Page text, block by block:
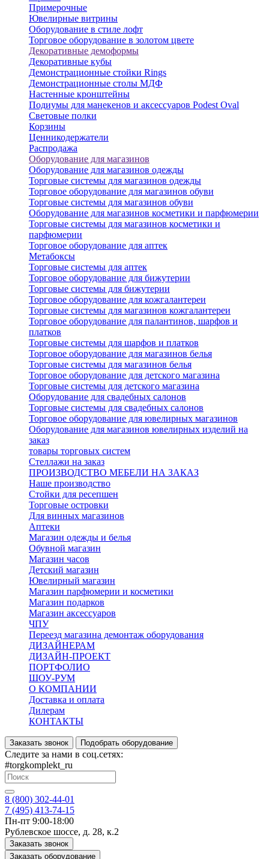
Примерочные
Ювелирные витрины
Оборудование в стиле лофт
Торговое оборудование в золотом цвете
Декоративные демоформы
Декоративные кубы
Демонстрационные стойки Rings
Демонстрационные столы МДФ
Настенные кронштейны
Подиумы для манекенов и аксессуаров Podest Oval
Световые полки
Корзины
Ценникодержатели
Распродажа
Оборудование для магазинов
Оборудование для магазинов одежды
Торговые системы для магазинов одежды
Торговое оборудование для магазинов обуви
Торговые системы для магазинов обуви
Оборудование для магазинов косметики и парфюмерии
Торговые системы для магазинов косметики и
парфюмерии
Торговое оборудование для аптек
Метабоксы
Торговые системы для аптек
Торговое оборудование для бижутерии
Торговые системы для бижутерии
Торговое оборудование для кожгалантереи
Торговые системы для магазинов кожгалантереи
Торговое оборудование для палантинов, шарфов и
платков
Торговые системы для шарфов и платков
Торговое оборудование для магазинов белья
Торговые системы для магазинов белья
Торговое оборудование для детского магазина
Торговые системы для детского магазина
Оборудование для свадебных салонов
Торговые системы для свадебных салонов
Торговое оборудование для ювелирных магазинов
Оборудование для магазинов ювелирных изделий на
заказ
товары торговых систем
Стеллажи на заказ
ПРОИЗВОДСТВО МЕБЕЛИ НА ЗАКАЗ
Наше производство
Стойки для ресепшен
Торговые островки
Для винных магазинов
Аптеки
Магазин одежды и белья
Обувной магазин
Магазин часов
Детский магазин
Ювелирный магазин
Магазин парфюмерии и косметики
Магазин подарков
Магазин аксессуаров
ЧПУ
Переезд магазина демонтаж оборудования
ДИЗАЙНЕРАМ
ДИЗАЙН-ПРОЕКТ
ПОРТФОЛИО
ШОУ-РУМ
О КОМПАНИИ
Доставка и оплата
Дилерам
КОНТАКТЫ
Заказать звонок Подобрать оборудование
Следите за нами в соц.сетях:
#torgkomplekt_ru
8 (800) 302-44-01
7 (495) 413-74-15
Пн-пт 9:00-18:00
Рублевское шоссе, д. 28, к.2
Заказать звонок
Заказать оборудование